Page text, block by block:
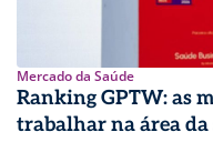
Mercado da Saúde
Ranking GPTW: as
trabalhar na área da